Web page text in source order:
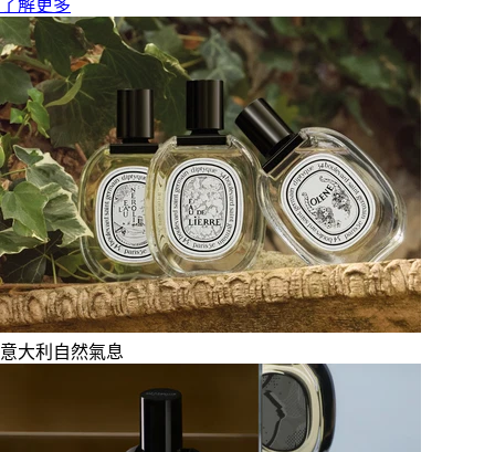
了解更多
意大利自然氣息